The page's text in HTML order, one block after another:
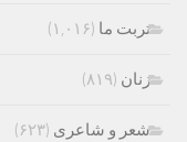
تربت ما (۱,۰۱۶)
زنان (۸۱۹)
شعر و شاعری (۶۲۳)